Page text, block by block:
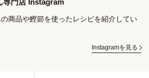
専門店 Instagram
商品や鰹節を使ったレシピを紹介してい
Instagramを見る